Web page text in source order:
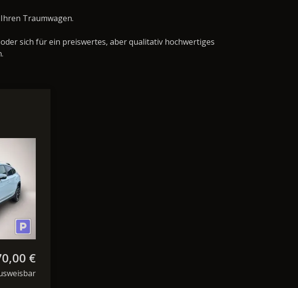
Traumwagen.
sich für ein preiswertes, aber qualitativ hochwertiges
€